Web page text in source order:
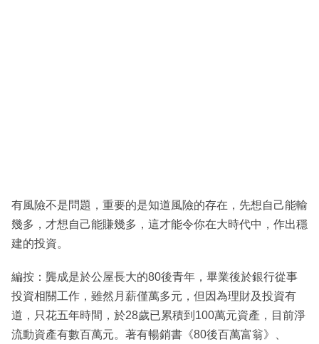
有風險不是問題，重要的是知道風險的存在，先想自己能輸
幾多，才想自己能賺幾多，這才能令你在大時代中，作出穩
建的投資。
編按：龔成是於公屋長大的80後青年，畢業後於銀行從事
投資相關工作，雖然月薪僅萬多元，但因為理財及投資有
道，只花五年時間，於28歲已累積到100萬元資產，目前淨
流動資產有數百萬元。著有暢銷書《80後百萬富翁》、